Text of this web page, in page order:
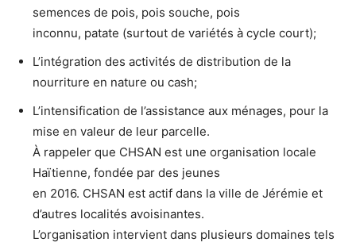
semences de pois, pois souche, pois
inconnu, patate (surtout de variétés à cycle court);
L’intégration des activités de distribution de la
nourriture en nature ou cash;
L’intensification de l’assistance aux ménages, pour la
mise en valeur de leur parcelle.
À rappeler que CHSAN est une organisation locale
Haïtienne, fondée par des jeunes
en 2016. CHSAN est actif dans la ville de Jérémie et
d’autres localités avoisinantes.
L’organisation intervient dans plusieurs domaines tels